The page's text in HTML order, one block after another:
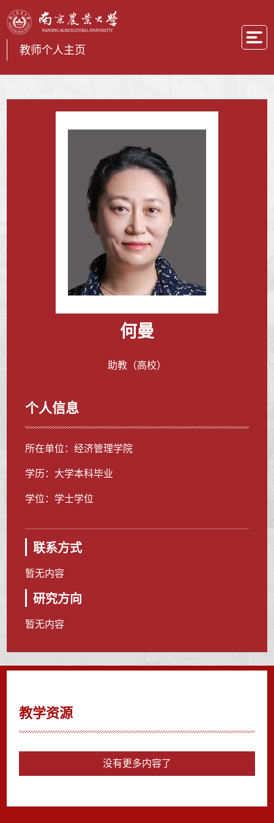
教师个人主页
何曼
助教（高校）
个人信息
所在单位：经济管理学院
学历：大学本科毕业
学位：学士学位
联系方式
暂无内容
研究方向
暂无内容
教学资源
没有更多内容了